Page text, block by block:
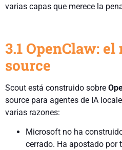
varias capas que merece la
3.1 OpenClaw:
source
Scout está construido sobre
source para agentes de IA
varias razones:
Microsoft no ha
cerrado. Ha apostado por